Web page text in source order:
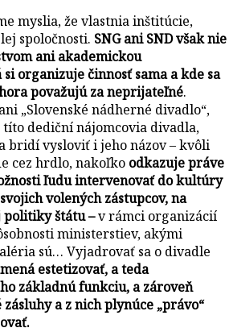
myslia, že vlastnia inštitúcie,
spoločnosti. SNG ani SND však nie
ani akademickou
organizuje činnosť sama a kde sa
považujú za neprijateľné.
„Slovenské nádherné divadlo“,
dediční nájomcovia divadla,
bridí vysloviť i jeho názov – kvôli
cez hrdlo, nakoľko odkazuje práve
ľudu intervenovať do kultúry
volených zástupcov, na
štátu –v rámci organizácií
ministerstiev, akými
sú… Vyjadrovať sa o divadle
estetizovať, a teda
základnú funkciu, a zároveň
a z nich plynúce „právo“